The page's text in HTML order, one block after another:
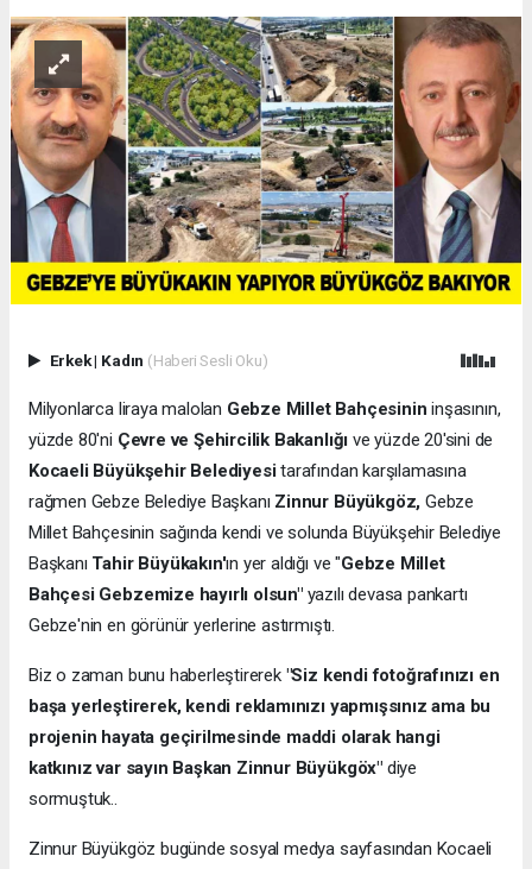
Erkek| Kadın (Haberi Sesli Oku)
Milyonlarca liraya malolan Gebze Millet Bahçesinin inşasının,
yüzde 80'ni Çevre ve Şehircilik Bakanlığı ve yüzde 20'sini de
Kocaeli Büyükşehir Belediyesitarafından karşılamasına
rağmen Gebze Belediye Başkanı Zinnur Büyükgöz, Gebze
Millet Bahçesinin sağında kendi ve solunda Büyükşehir Belediye
Başkanı Tahir Büyükakın'ın yer aldığı ve "Gebze Millet
Bahçesi Gebzemize hayırlı olsun"yazılı devasa pankartı
Gebze'nin en görünür yerlerine astırmıştı.
Biz o zaman bunu haberleştirerek "Siz kendi fotoğrafınızı en
başa yerleştirerek, kendi reklamınızı yapmışsınız ama bu
projenin hayata geçirilmesinde maddi olarak hangi
katkınız var sayın Başkan Zinnur Büyükgöx" diye
sormuştuk..
Zinnur Büyükgöz bugünde sosyal medya sayfasından Kocaeli